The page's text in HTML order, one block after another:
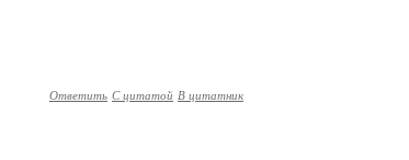
Ответить С цитатой В цитатник